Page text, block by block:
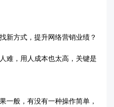
新方式，提升网络营销业绩？
难，用人成本也太高，关键是
一般，有没有一种操作简单，